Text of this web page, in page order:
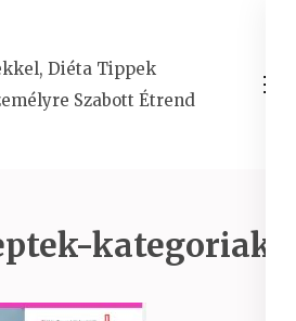
Diéta Tippek
Szabott Étrend
kategoriak